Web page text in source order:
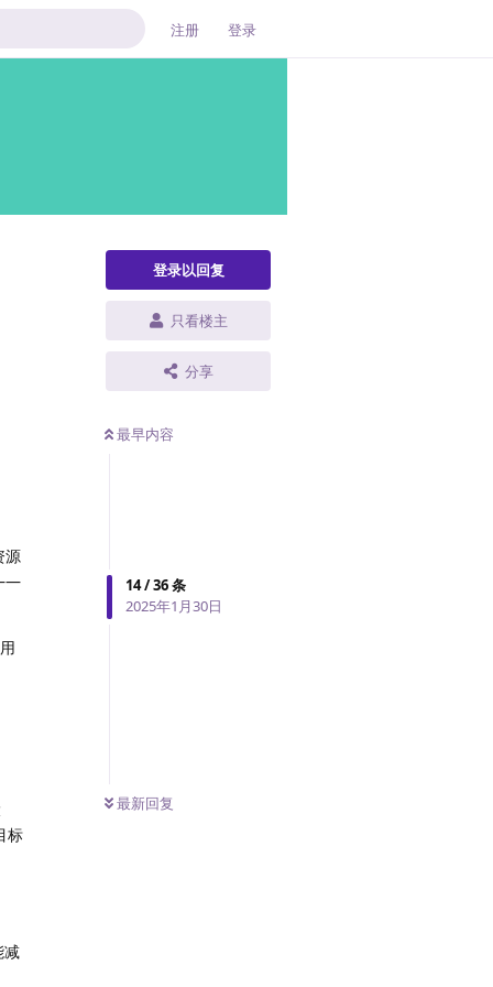
注册 登录
登录以回复
只看楼主
分享
最早内容
14/36条
2025年1月30日
最新回复
源
标
减